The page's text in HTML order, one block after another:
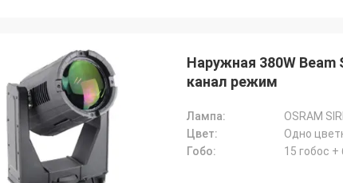
Наружная 380W Beam
канал режим
Лампа:
OSRAM
Цвет:
Гобо:
15 гобос